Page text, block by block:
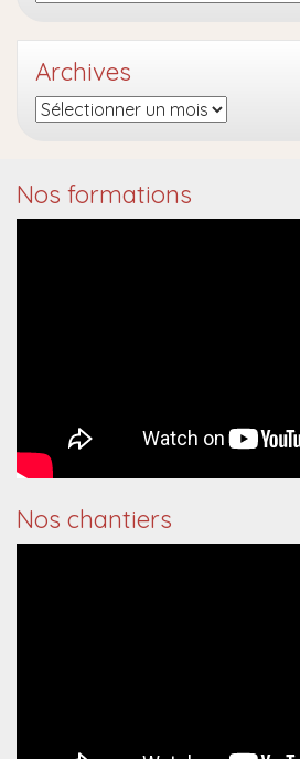
Archives
Archives
Nos formations
Nos chantiers